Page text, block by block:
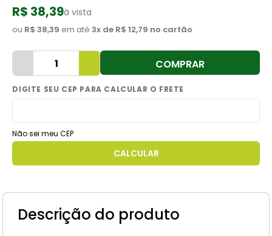
R$ 38,39à vista
ou R$ 38,39 em até 3x de R$ 12,79 no cartão
COMPRAR
Não sei meu CEP
Descrição do produto
8 º
cimento
9º
vaso sanitário